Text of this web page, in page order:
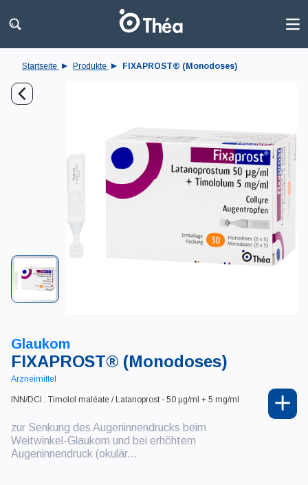
Startseite Produkte FIXAPROST® (Monodoses)
Glaukom
FIXAPROST® (Monodoses)
Arzneimittel
INN/DCI : Timolol maléate / Latanoprost - 50 µg/ml + 5 mg/ml
zur Senkung des Augeninnendrucks beim
Weitwinkel-Glaukom und bei erhöhtem
Augeninnendruck (okulär...